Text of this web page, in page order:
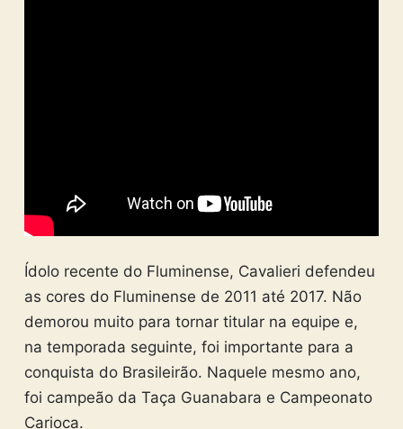
Ídolo recente do Fluminense, Cavalieri defendeu
as cores do Fluminense de 2011 até 2017. Não
demorou muito para tornar titular na equipe e,
na temporada seguinte, foi importante para a
conquista do Brasileirão. Naquele mesmo ano,
foi campeão da Taça Guanabara e Campeonato
Carioca.